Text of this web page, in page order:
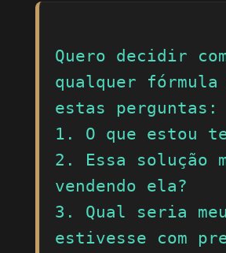
Quero decidir
qualquer
estas perguntas:
1. O que estou
2. Essa solução
vendendo ela?
3. Qual seria
estivesse com